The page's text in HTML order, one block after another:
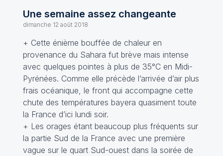
Une semaine assez changeante
dimanche 12 août 2018
+ Cette énième bouffée de chaleur en
provenance du Sahara fut brève mais intense
avec quelques pointes à plus de 35°C en Midi-
Pyrénées. Comme elle précède l’arrivée d’air plus
frais océanique, le front qui accompagne cette
chute des températures bayera quasiment toute
la France d’ici lundi soir.
+ Les orages étant beaucoup plus fréquents sur
la partie Sud de la France avec une première
vague sur le quart Sud-ouest dans la soirée de